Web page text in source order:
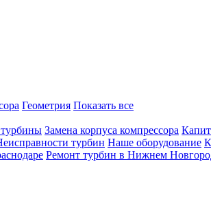
Геометрия Показать все
Замена корпуса компрессора
турбин Наше оборудование
Ремонт турбин в Нижнем